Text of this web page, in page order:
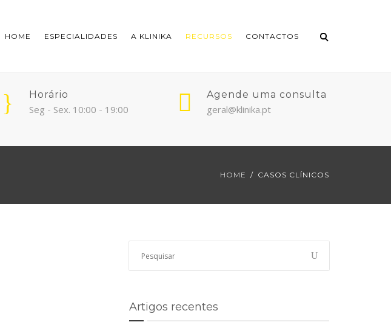
HOME ESPECIALIDADES A KLINIKA RECURSOS CONTACTOS
Horário
Seg - Sex. 10:00 - 19:00
Agende uma consulta
geral@klinika.pt
HOME CASOS CLÍNICOS
Artigos recentes